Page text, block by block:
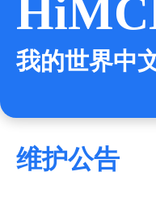
我的世界中
维护公告